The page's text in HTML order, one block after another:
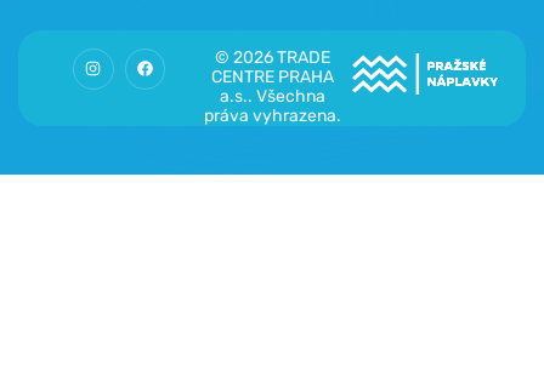
© 2026 TRADE
CENTRE PRAHA
a.s.. Všechna
práva vyhrazena.